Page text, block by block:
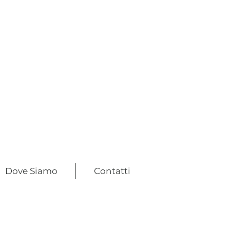
Dove Siamo Contatti